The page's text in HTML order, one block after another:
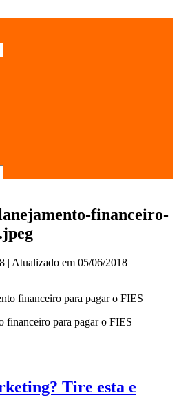
financeiro-
| Atualizado em 05/06/2018
financeiro para pagar o FIES
Tire esta e